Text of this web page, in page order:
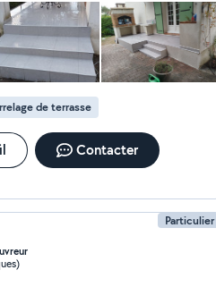
retard de 2 semaines dans
50% du prix en cours de chantier!
négociation), carrelage de la
de ce que j'avais demandé
et carreaux moches
baignoire neuve et déchets
de terrasse
Contacter
Particulier